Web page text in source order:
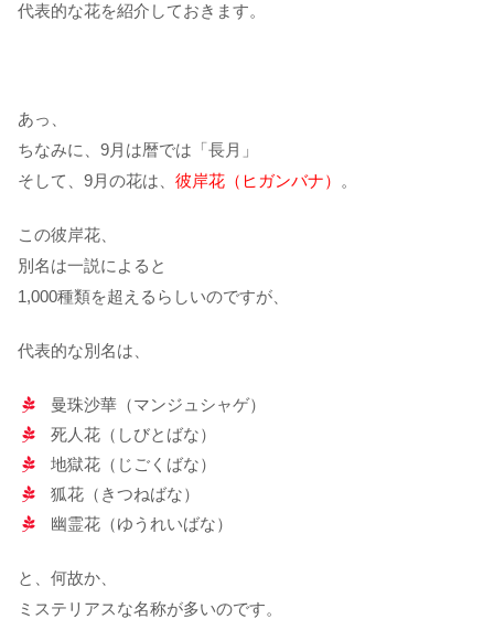
代表的な花を紹介しておきます。
あっ、
ちなみに、9月は暦では「長月」
そして、9月の花は、 彼岸花（ヒガンバナ） 。
この彼岸花、
別名は一説によると
1,000種類を超えるらしいのですが、
代表的な別名は、
曼珠沙華（マンジュシャゲ）
死人花（しびとばな）
地獄花（じごくばな）
狐花（きつねばな）
幽霊花（ゆうれいばな）
と、何故か、
ミステリアスな名称が多いのです。